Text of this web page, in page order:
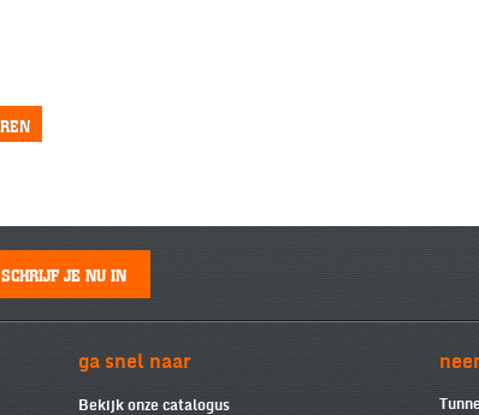
SCHRIJF JE NU IN
ga snel naar
Bekijk onze catalogus